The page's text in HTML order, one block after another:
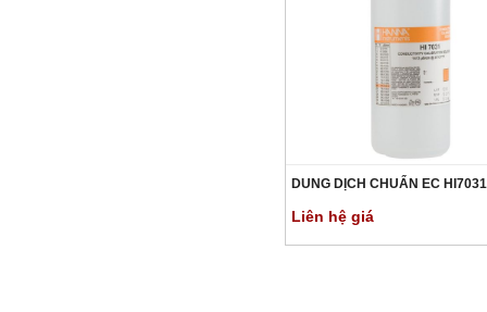
DUNG DỊCH CHUẨN EC
Liên hệ giá